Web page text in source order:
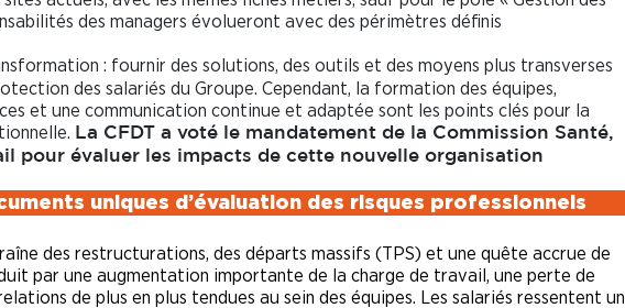
des managers évolueront avec des périmètres définis
: fournir des solutions, des outils et des moyens plus transverses
des salariés du Groupe. Cependant, la formation des équipes,
et une communication continue et adaptée sont les points clés pour la
La CFDT a voté le mandatement de la Commission Santé,
pour évaluer les impacts de cette nouvelle organisation
uniques d’évaluation des risques professionnels
des restructurations, des départs massifs (TPS) et une quête accrue de
par une augmentation importante de la charge de travail, une perte de
de plus en plus tendues au sein des équipes. Les salariés ressentent un